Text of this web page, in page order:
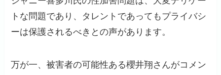
トな問題であり、タレントであってもプライバシ
ーは保護されるべきとの声があります。
万が一、被害者の可能性ある櫻井翔さんがコメン